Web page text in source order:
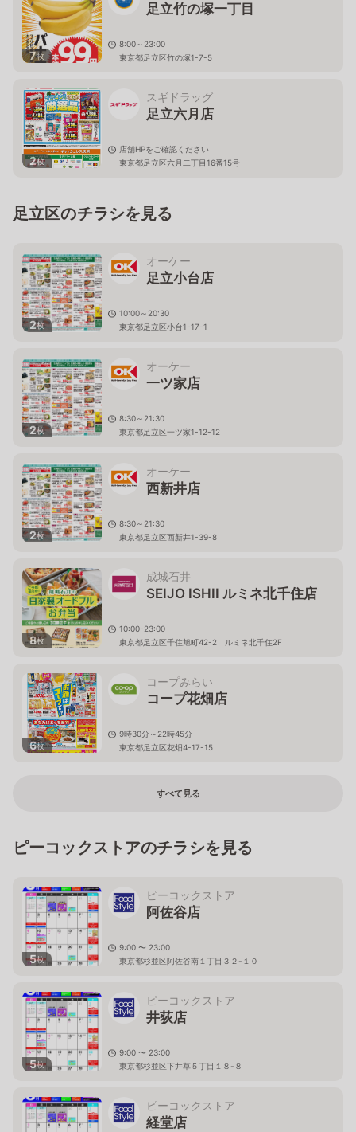
7枚
足立竹の塚一丁目
8:00～23:00
東京都足立区竹の塚1-7-5
2枚
スギドラッグ
足立六月店
店舗HPをご確認ください
東京都足立区六月二丁目16番15号
足立区のチラシを見る
2枚
オーケー
足立小台店
10:00～20:30
東京都足立区小台1-17-1
2枚
オーケー
一ツ家店
8:30～21:30
東京都足立区一ツ家1-12-12
2枚
オーケー
西新井店
8:30～21:30
東京都足立区西新井1-39-8
8枚
成城石井
SEIJO ISHII ルミネ北千住店
10:00-23:00
東京都足立区千住旭町42-2 ルミネ北千住2F
6枚
コープみらい
コープ花畑店
9時30分～22時45分
東京都足立区花畑4-17-15
すべて見る
ピーコックストアのチラシを見る
5枚
ピーコックストア
阿佐谷店
9:00 〜 23:00
東京都杉並区阿佐谷南１丁目３２-１０
5枚
ピーコックストア
井荻店
9:00 〜 23:00
東京都杉並区下井草５丁目１８-８
ピーコックストア
経堂店